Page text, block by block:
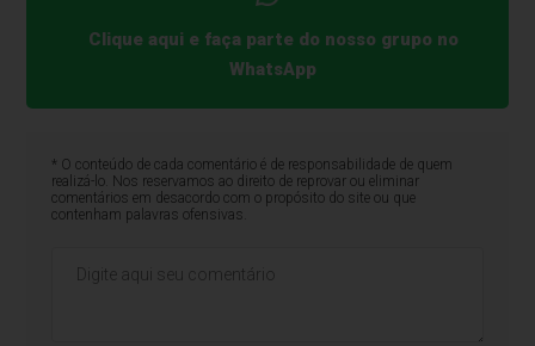
Clique aqui e faça parte do nosso grupo no
WhatsApp
* O conteúdo de cada comentário é de responsabilidade de quem
realizá-lo. Nos reservamos ao direito de reprovar ou eliminar
comentários em desacordo com o propósito do site ou que
contenham palavras ofensivas.